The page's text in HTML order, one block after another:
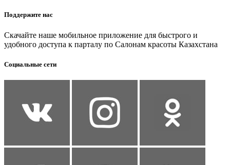
Поддержите нас
Скачайте наше мобильное приложение для быстрого и
удобного доступа к парталу по Салонам красоты Казахстана
Социальные сети